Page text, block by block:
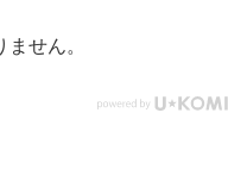
せん。